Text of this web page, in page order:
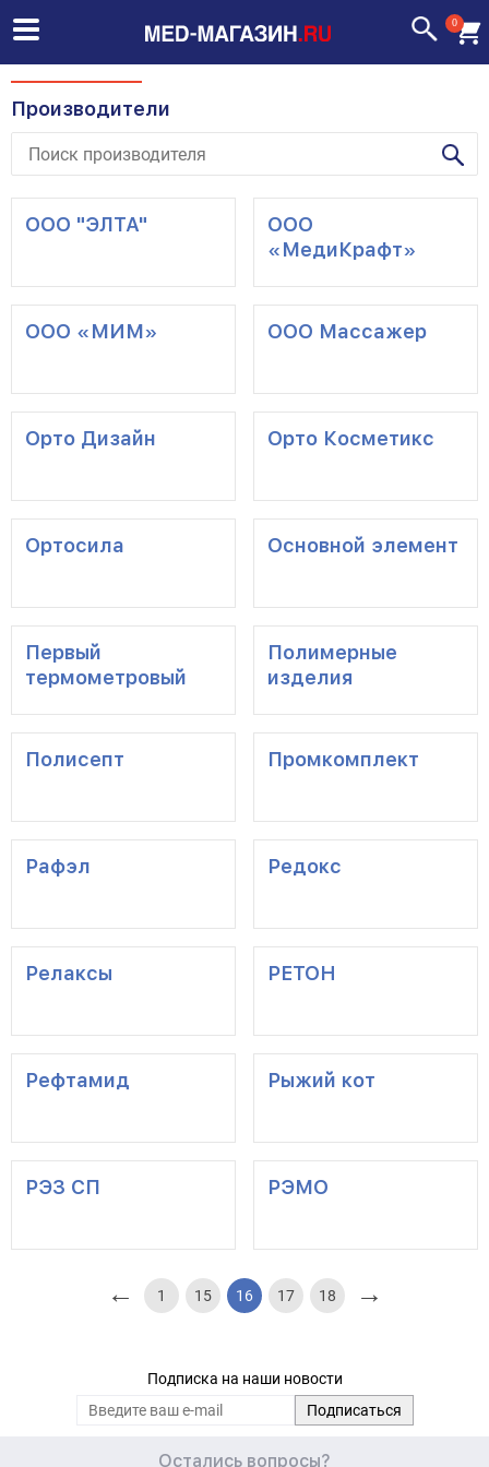
0
Производители
ООО "ЭЛТА"
ООО
«МедиКрафт»
ООО «МИМ» ООО Массажер
Орто Дизайн Орто Косметикс
Ортосила Основной элемент
Первый
термометровый
Полимерные
изделия
Полисепт Промкомплект
Рафэл Редокс
Релаксы РЕТОН
Рефтамид Рыжий кот
РЭЗ СП РЭМО
← 1 15 16 17 18 →
Подписка на наши новости
Остались вопросы?